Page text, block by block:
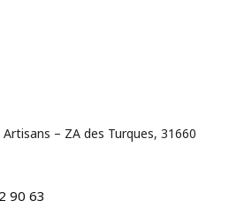
– ZA des Turques, 31660
90 63